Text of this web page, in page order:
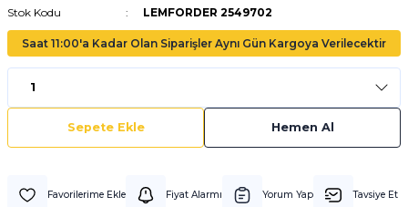
Stok Kodu
LEMFORDER 2549702
Saat 11:00'a Kadar Olan Siparişler Aynı Gün Kargoya Verilecektir
Sepete Ekle Hemen Al
Fiyat Alarmı Yorum Yap Tavsiye Et